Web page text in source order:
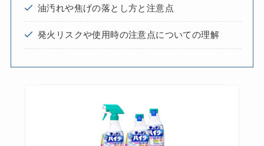
油汚れや焦げの落とし方と注意点
発火リスクや使用時の注意点についての理解